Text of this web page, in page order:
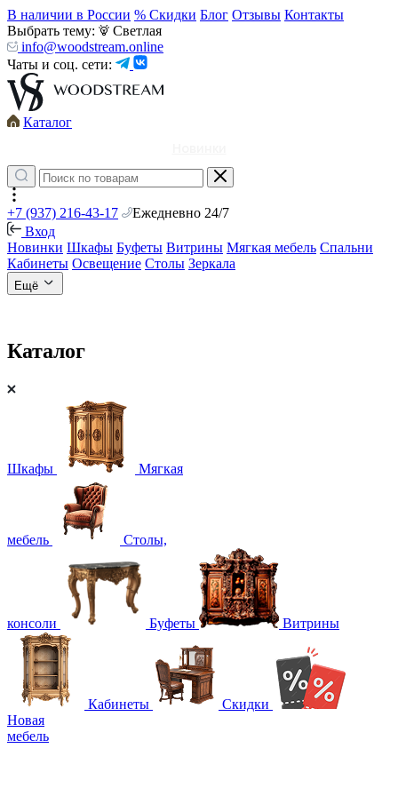
В наличии в России % Скидки Блог Отзывы Контакты
Выбрать тему:
Светлая
info@woodstream.online
Чаты и соц. сети:
Каталог
+7 (937) 216-43-17
Ежедневно 24/7
Вход
Новинки Шкафы Буфеты Витрины Мягкая мебель Спальни
Кабинеты Освещение Столы Зеркала
Ещё
Каталог
Шкафы Мягкая
мебель Столы,
консоли Буфеты Витрины
Кабинеты
Скидки
Новая
мебель